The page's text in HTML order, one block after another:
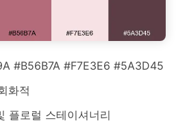
#B56B7A #F7E3E6 #5A3D45
화적
플로럴 스테이셔너리